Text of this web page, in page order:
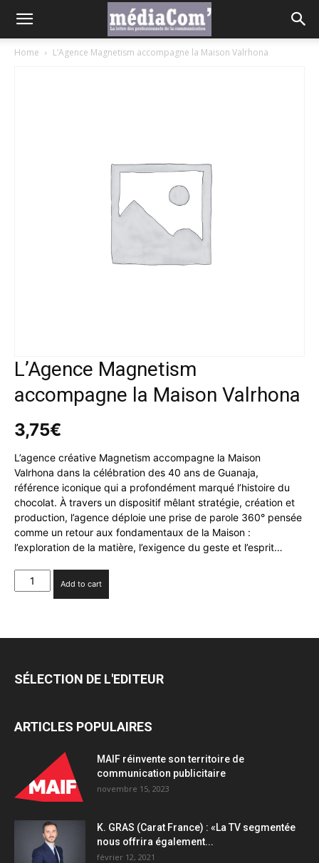
Home L’Agence Magnetism accompagne la Maison Valrhona
L’Agence Magnetism
accompagne la Maison Valrhona
3,75€
L’agence créative Magnetism accompagne la Maison
Valrhona dans la célébration des 40 ans de Guanaja,
référence iconique qui a profondément marqué l’histoire du
chocolat. À travers un dispositif mêlant stratégie, création et
production, l’agence déploie une prise de parole 360° pensée
comme un retour aux fondamentaux de la Maison :
l’exploration de la matière, l’exigence du geste et l’esprit…
L'Agence
Magnetism
Maison
Add to cart
SÉLECTION DE L'EDITEUR
ARTICLES POPULAIRES
MAIF réinvente son territoire de
communication publicitaire
novembre 15, 2023
K. GRAS (Carat France) : «La TV segmentée
nous offrira également...
février 12, 2021